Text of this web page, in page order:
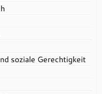
soziale Gerechtigkeit